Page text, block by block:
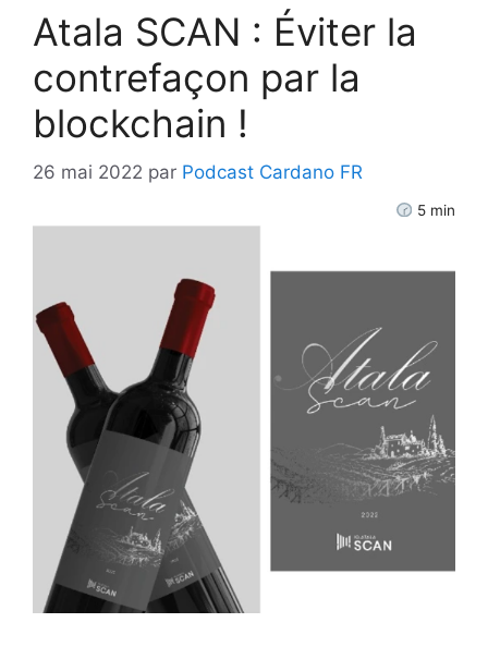
Atala SCAN : Éviter la
contrefaçon par la
blockchain !
26 mai 2022 par Podcast Cardano FR
5 min